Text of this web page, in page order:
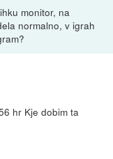
monitor, na
normalno, v igrah
hr Kje dobim ta